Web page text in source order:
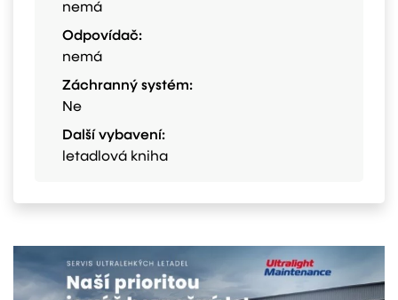
nemá
Odpovídač:
nemá
Záchranný systém:
Ne
Další vybavení:
letadlová kniha